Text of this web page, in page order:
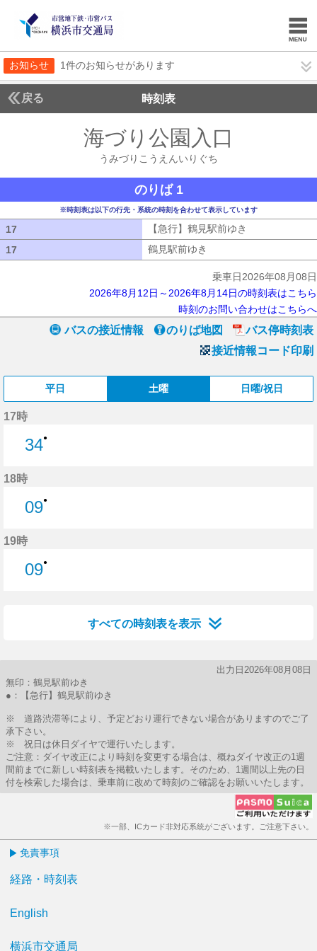
お知らせ 1件のお知らせがあります
戻る 時刻表
海づり公園入口
うみづりこうえんいりぐち
のりば 1
※時刻表は以下の行先・系統の時刻を合わせて表示しています
17 【急行】鶴見駅前ゆき
17
鶴見駅前ゆき
乗車日2026年08月08日
2026年8月12日～2026年8月14日の時刻表はこちら
時刻のお問い合わせはこちらへ
バスの接近情報 のりば地図
バス停時刻表
接近情報コード印刷
平日 土曜 日曜/祝日
17時
34●
18時
09●
19時
09●
すべての時刻表を表示
出力日2026年08月08日
無印：鶴見駅前ゆき
●：【急行】鶴見駅前ゆき
※ 道路渋滞等により、予定どおり運行できない場合がありますのでご了
承下さい。
※ 祝日は休日ダイヤで運行いたします。
ご注意：ダイヤ改正により時刻を変更する場合は、概ねダイヤ改正の1週
間前までに新しい時刻表を掲載いたします。そのため、1週間以上先の日
付を検索した場合は、乗車前に改めて時刻のご確認をお願いいたします。
※一部、ICカード非対応系統がございます。ご注意下さい。
免責事項
経路・時刻表
English
横浜市交通局